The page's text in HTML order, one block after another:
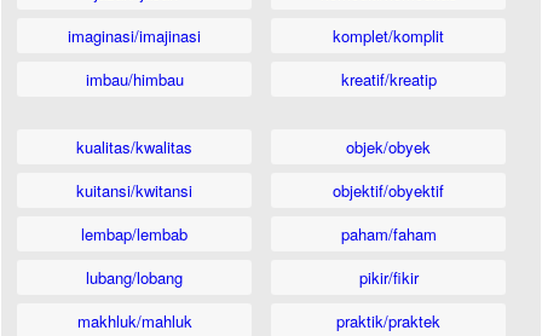
imaginasi/imajinasi
imbau/himbau
komplet/komplit
kreatif/kreatip
kualitas/kwalitas
kuitansi/kwitansi
lembap/lembab
lubang/lobang
makhluk/mahluk
objek/obyek
objektif/obyektif
paham/faham
pikir/fikir
praktik/praktek